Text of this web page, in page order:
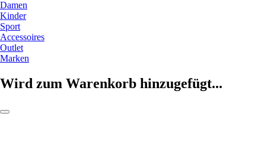
Damen
Kinder
Sport
Accessoires
Outlet
Marken
Wird zum Warenkorb hinzugefügt...